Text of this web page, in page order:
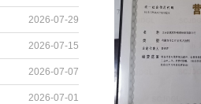
2026-07-29
2026-07-15
2026-07-07
2026-07-01